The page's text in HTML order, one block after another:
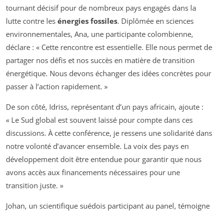
tournant décisif pour de nombreux pays engagés dans la
lutte contre les énergies fossiles. Diplômée en sciences
environnementales, Ana, une participante colombienne,
déclare : « Cette rencontre est essentielle. Elle nous permet de
partager nos défis et nos succès en matière de transition
énergétique. Nous devons échanger des idées concrètes pour
passer à l’action rapidement. »
De son côté, Idriss, représentant d’un pays africain, ajoute :
« Le Sud global est souvent laissé pour compte dans ces
discussions. À cette conférence, je ressens une solidarité dans
notre volonté d’avancer ensemble. La voix des pays en
développement doit être entendue pour garantir que nous
avons accès aux financements nécessaires pour une
transition juste. »
Johan, un scientifique suédois participant au panel, témoigne